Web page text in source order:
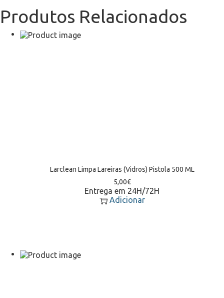
Produtos Relacionados
Larclean Limpa Lareiras (Vidros) Pistola 500 ML
5,00€
Entrega em 24H/72H
Adicionar